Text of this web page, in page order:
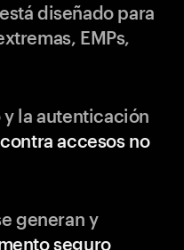
diseñado para
EMPs,
la autenticación
accesos no
generan y
seguro